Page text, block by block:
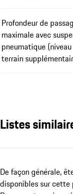
Profondeur de
maximale avec
pneumatique
terrain
Listes
De façon générale,
disponibles sur cette